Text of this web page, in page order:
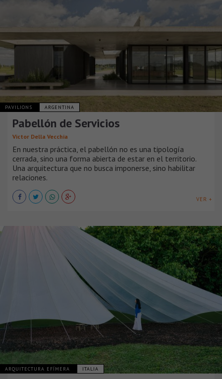
PAVILIONS ARGENTINA
Pabellón de Servicios
Victor Della Vecchia
En nuestra práctica, el pabellón no es una tipología
cerrada, sino una forma abierta de estar en el territorio.
Una arquitectura que no busca imponerse, sino habilitar
relaciones.
VER +
ARQUITECTURA EFÍMERA ITALIA